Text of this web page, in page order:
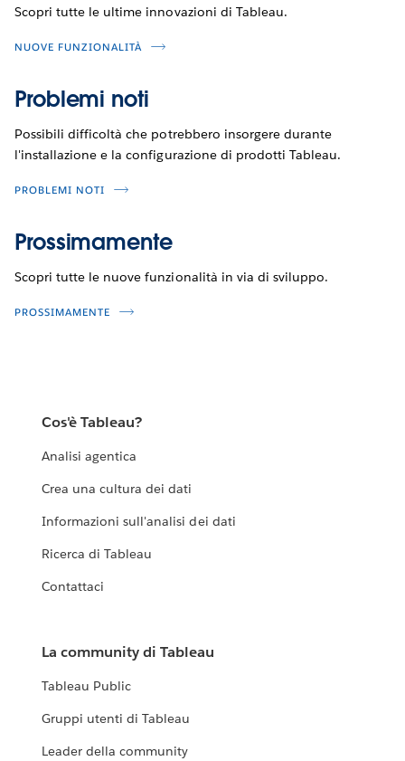
Scopri tutte le ultime innovazioni di Tableau.
NUOVE FUNZIONALITÀ
Problemi noti
Possibili difficoltà che potrebbero insorgere durante
l'installazione e la configurazione di prodotti Tableau.
PROBLEMI NOTI
Prossimamente
Scopri tutte le nuove funzionalità in via di sviluppo.
PROSSIMAMENTE
Cos'è Tableau?
Analisi agentica
Crea una cultura dei dati
Informazioni sull'analisi dei dati
Ricerca di Tableau
Contattaci
La community di Tableau
Tableau Public
Gruppi utenti di Tableau
Leader della community